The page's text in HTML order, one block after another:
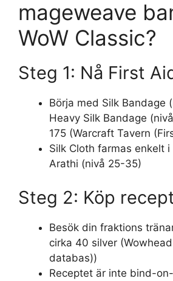
mageweave
WoW Classic?
Steg 1: Nå First
Börja med Silk Bandage
Heavy Silk Bandage
175 (Warcraft Tavern
Silk Cloth farmas enkelt
Arathi (nivå 25-35)
Steg 2: Köp
Besök din fraktions
cirka 40 silver
databas))
Receptet är inte bind-